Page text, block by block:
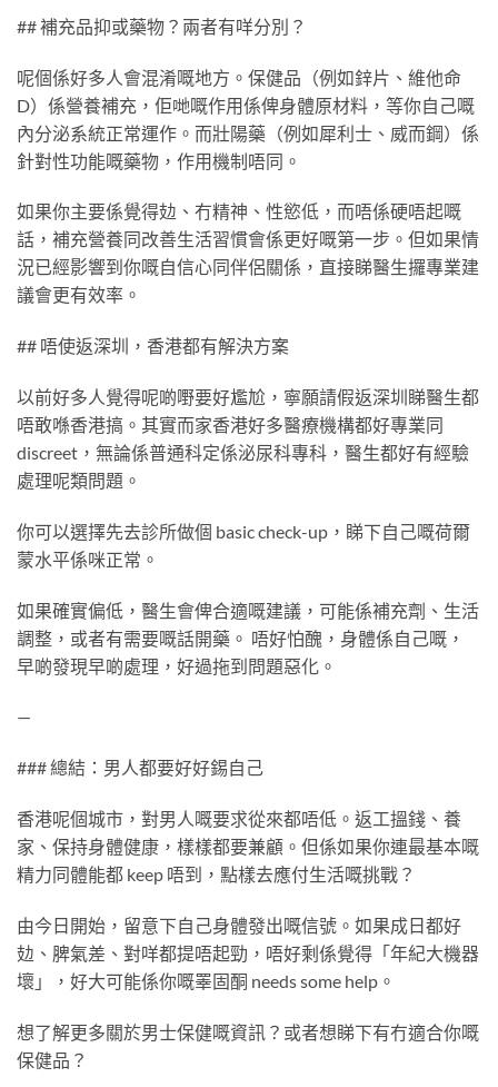
## 補充品抑或藥物？兩者有咩分別？
呢個係好多人會混淆嘅地方。保健品（例如鋅片、維他命
D）係營養補充，佢哋嘅作用係俾身體原材料，等你自己嘅
內分泌系統正常運作。而壯陽藥（例如犀利士、威而鋼）係
針對性功能嘅藥物，作用機制唔同。
如果你主要係覺得攰、冇精神、性慾低，而唔係硬唔起嘅
話，補充營養同改善生活習慣會係更好嘅第一步。但如果情
況已經影響到你嘅自信心同伴侶關係，直接睇醫生攞專業建
議會更有效率。
## 唔使返深圳，香港都有解決方案
以前好多人覺得呢啲嘢要好尷尬，寧願請假返深圳睇醫生都
唔敢喺香港搞。其實而家香港好多醫療機構都好專業同
discreet，無論係普通科定係泌尿科專科，醫生都好有經驗
處理呢類問題。
你可以選擇先去診所做個 basic check-up，睇下自己嘅荷爾
蒙水平係咪正常。
如果確實偏低，醫生會俾合適嘅建議，可能係補充劑、生活
調整，或者有需要嘅話開藥。 唔好怕醜，身體係自己嘅，
早啲發現早啲處理，好過拖到問題惡化。
—
### 總結：男人都要好好錫自己
香港呢個城市，對男人嘅要求從來都唔低。返工搵錢、養
家、保持身體健康，樣樣都要兼顧。但係如果你連最基本嘅
精力同體能都 keep 唔到，點樣去應付生活嘅挑戰？
由今日開始，留意下自己身體發出嘅信號。如果成日都好
攰、脾氣差、對咩都提唔起勁，唔好剩係覺得「年紀大機器
壞」，好大可能係你嘅睪固酮 needs some help。
想了解更多關於男士保健嘅資訊？或者想睇下有冇適合你嘅
保健品？